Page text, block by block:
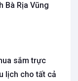
Bà Rịa Vũng
sắm trực
lịch cho tất cả